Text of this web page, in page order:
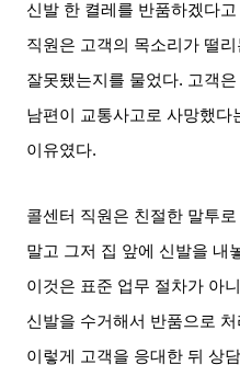
신발 한 켤레를 반품하겠다
직원은 고객의 목소리가 떨
잘못됐는지를 물었다. 고객
남편이 교통사고로 사망했다
이유였다.
콜센터 직원은 친절한 말투
말고 그저 집 앞에 신발을 내
이것은 표준 업무 절차가 아
신발을 수거해서 반품으로
이렇게 고객을 응대한 뒤 상